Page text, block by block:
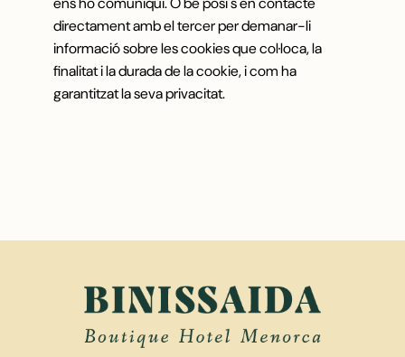
directament amb el tercer per demanar-li
informació sobre les cookies que col·loca, la
finalitat i la durada de la cookie, i com ha
garantitzat la seva privacitat.